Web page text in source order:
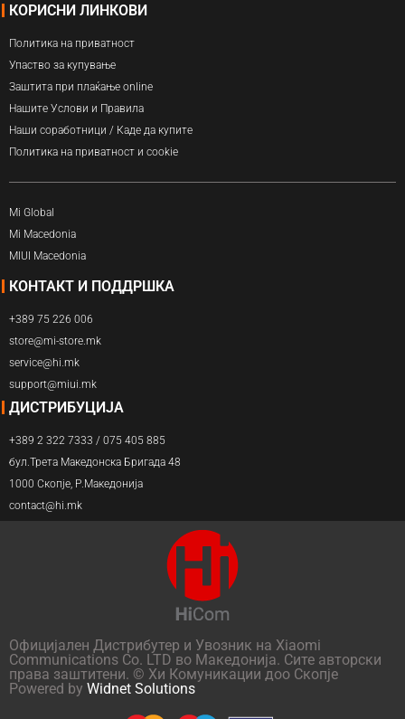
КОРИСНИ ЛИНКОВИ
Политика на приватност
Упаство за купување
Заштита при плаќање online
Нашите Услови и Правила
Наши соработници / Каде да купите
Политика на приватност и cookie
Mi Global
Mi Macedonia
MIUI Macedonia
КОНТАКТ И ПОДДРШКА
+389 75 226 006
store@mi-store.mk
service@hi.mk
support@miui.mk
ДИСТРИБУЦИЈА
+389 2 322 7333 / 075 405 885
бул.Трета Македонска Бригада 48
1000 Скопје, Р.Македонија
contact@hi.mk
Официјален Дистрибутер и Увозник на Xiaomi
Communications Co. LTD во Македонија. Сите авторски
права заштитени. © Хи Комуникации доо Скопје
Powered by Widnet Solutions